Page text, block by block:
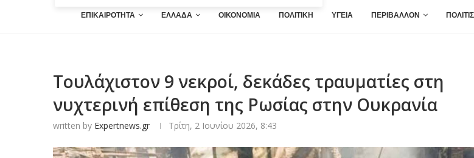
ΕΠΙΚΑΙΡΟΤΗΤΑ ΕΛΛΑΔΑ ΟΙΚΟΝΟΜΙΑ ΠΟΛΙΤΙΚΗ ΥΓΕΙΑ ΠΕΡΙΒΑΛΛΟΝ
Τουλάχιστον 9 νεκροί, δεκάδες τραυματίες στη
νυχτερινή επίθεση της Ρωσίας στην Ουκρανία
written by Expertnews.gr Τρίτη, 2 Ιουνίου 2026, 8:43